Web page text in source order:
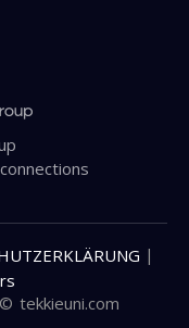
tekkieuni.com
|